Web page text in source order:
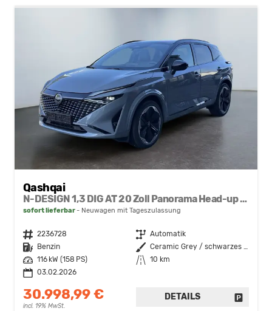
Qashqai
N-DESIGN 1,3 DIG AT 20 Zoll Panorama Head-up 360° Alcantara Navi el Heckklappe
sofort lieferbar Neuwagen mit Tageszulassung
Fahrzeugnr. 2236728 Getriebe Automatik
Kraftstoff
Benzin Außenfarbe
Ceramic Grey / schwarzes Dach
Leistung
116 kW (158 PS) Kilometerstand
10 km
03.02.2026
30.998,99 €
incl. 19% MwSt.
DETAILS